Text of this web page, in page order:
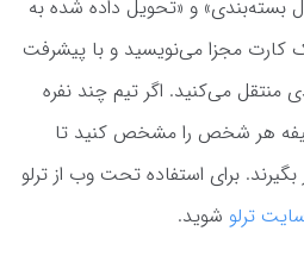
و «تحویل داده شده به
مجزا می‌نویسید و با پیشرفت
منتقل می‌کنید. اگر تیم چند نفره
هر شخص را مشخص کنید تا
برای استفاده تحت وب از ترلو
ترلو شوید.